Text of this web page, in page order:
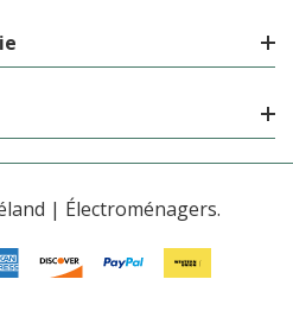
| Électroménagers.